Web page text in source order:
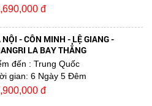
đ
NỘI - CÔN MINH - LỆ GIANG -
LA BAY THẲNG
đến : Trung Quốc
gian: 6 Ngày 5 Đêm
đ